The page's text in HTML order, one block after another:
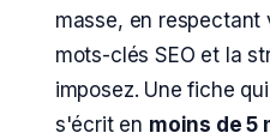
masse, en
mots-clés SEO et la
imposez. Une fiche
s'écrit en moins de 5